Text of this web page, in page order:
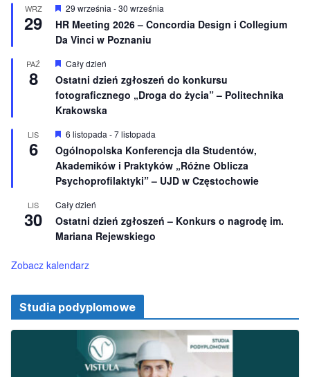
n
i
o
n
WRZ
29
W
y
r
ó
n
o
n
e
29 września -30 września
HR Meeting 2026 – Concordia Design i Collegium
Da Vinci w Poznaniu
PAŹ
8
W
r
ó
ż
n
i
o
n
e
Cały dzień
Ostatni dzień zgłoszeń do konkursu
fotograficznego „Droga do życia” – Politechnika
Krakowska
LIS
6
W
r
ó
ż
n
o
n
e
6 listopada -7 listopada
Ogólnopolska Konferencja dla Studentów,
Akademików i Praktyków „Różne Oblicza
Psychoprofilaktyki” – UJD w Częstochowie
LIS
30
Cały dzień
Ostatni dzień zgłoszeń – Konkurs o nagrodę im.
Mariana Rejewskiego
Zobacz kalendarz
Studia podyplomowe